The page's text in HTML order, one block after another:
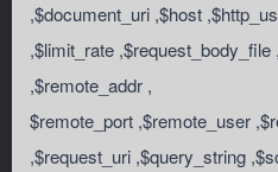
,$document_uri ,$host
,$limit_rate
,$remote_addr ,
$remote_port ,$remote_user
,$request_uri ,$query_string